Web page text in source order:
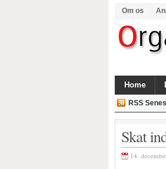
Om os
Home
RSS
Skat
14.